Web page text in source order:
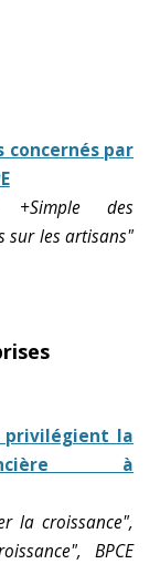
concernés par
+Simple des
sur les artisans"
privilégient la
à
la croissance",
BPCE